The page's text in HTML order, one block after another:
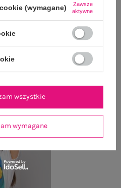
OGLĄDANE
(wymagane)
Zawsze
aktywne
wymagane
wszystkie